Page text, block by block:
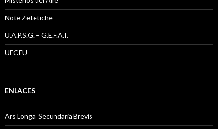
Note Zetetiche
U.A.P.S.G. – G.E.F.A.I.
UFOFU
ENLACES
Ars Longa, Secundaria Brevis